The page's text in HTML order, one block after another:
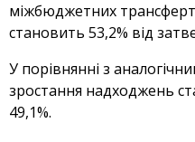
міжбюджетних
становить 53,2% від
У порівнянні з
зростання надходжень
49,1%.